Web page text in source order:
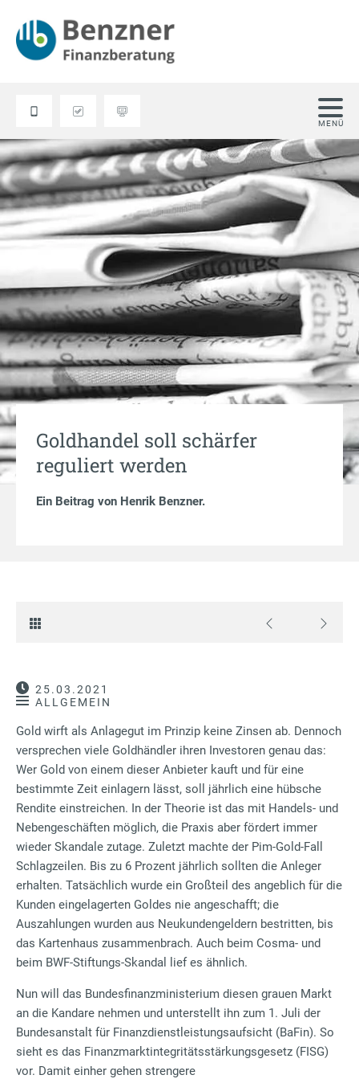
Goldhandel soll schärfer
reguliert werden
Ein Beitrag von Henrik Benzner.
25.03.2021
ALLGEMEIN
Gold wirft als Anlagegut im Prinzip keine Zinsen ab. Dennoch
versprechen viele Goldhändler ihren Investoren genau das:
Wer Gold von einem dieser Anbieter kauft und für eine
bestimmte Zeit einlagern lässt, soll jährlich eine hübsche
Rendite einstreichen. In der Theorie ist das mit Handels- und
Nebengeschäften möglich, die Praxis aber fördert immer
wieder Skandale zutage. Zuletzt machte der Pim-Gold-Fall
Schlagzeilen. Bis zu 6 Prozent jährlich sollten die Anleger
erhalten. Tatsächlich wurde ein Großteil des angeblich für die
Kunden eingelagerten Goldes nie angeschafft; die
Auszahlungen wurden aus Neukundengeldern bestritten, bis
das Kartenhaus zusammenbrach. Auch beim Cosma- und
beim BWF-Stiftungs-Skandal lief es ähnlich.
Nun will das Bundesfinanzministerium diesen grauen Markt
an die Kandare nehmen und unterstellt ihn zum 1. Juli der
Bundesanstalt für Finanzdienstleistungsaufsicht (BaFin). So
sieht es das Finanzmarktintegritätsstärkungsgesetz (FISG)
vor. Damit einher gehen strengere